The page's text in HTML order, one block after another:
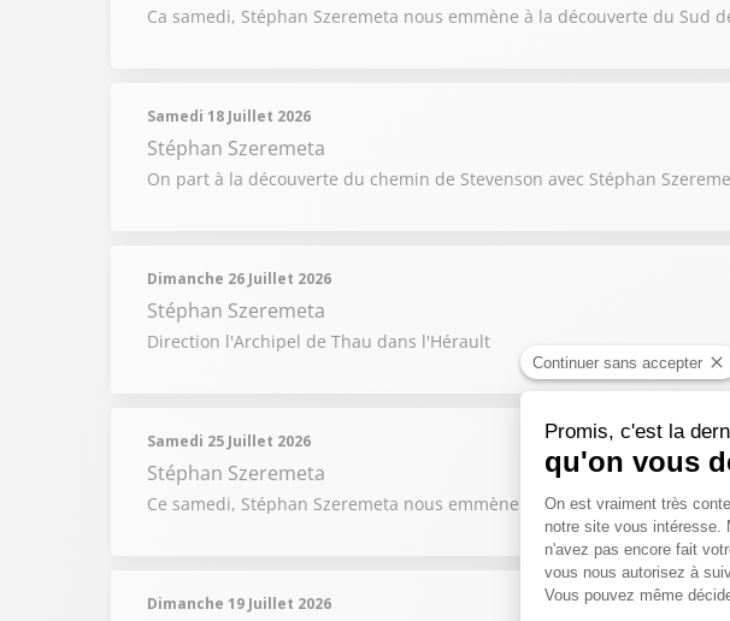
Ca samedi, Stéphan Szeremeta nous emmène à la découverte du Sud
Samedi 18 Juillet 2026
Stéphan Szeremeta
On part à la découverte du chemin de Stevenson avec Stéphan
Dimanche 26 Juillet 2026
Stéphan Szeremeta
Direction l'Archipel de Thau dans l'Hérault
Samedi 25 Juillet 2026
Stéphan Szeremeta
Ce samedi, Stéphan Szeremeta nous emmène à la découverte de la
Dimanche 19 Juillet 2026